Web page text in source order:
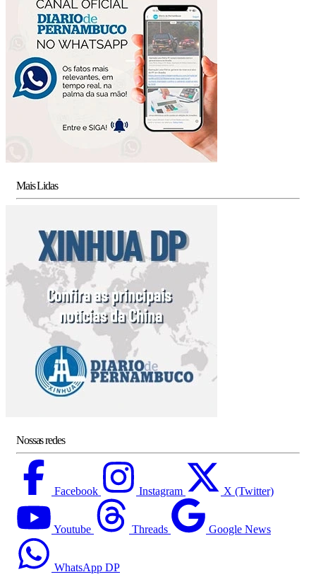
Mais Lidas
Nossas redes
Facebook Instagram X (Twitter)
Youtube Threads Google News
WhatsApp DP